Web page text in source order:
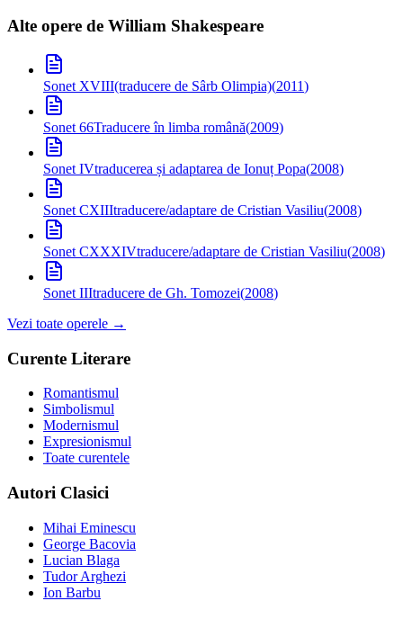
Alte opere de William Shakespeare
Sonet XVIII(traducere de Sârb Olimpia)(2011)
Sonet 66Traducere în limba română(2009)
Sonet IVtraducerea și adaptarea de Ionuț Popa(2008)
Sonet CXIIItraducere/adaptare de Cristian Vasiliu(2008)
Sonet CXXXIVtraducere/adaptare de Cristian Vasiliu(2008)
Sonet IIItraducere de Gh. Tomozei(2008)
Vezi toate operele →
Curente Literare
Romantismul
Simbolismul
Modernismul
Expresionismul
Toate curentele
Autori Clasici
Mihai Eminescu
George Bacovia
Lucian Blaga
Tudor Arghezi
Ion Barbu